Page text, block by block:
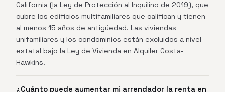
California (la Ley de Protección al Inquilino de 2019), que
cubre los edificios multifamiliares que califican y tienen
al menos 15 años de antigüedad. Las viviendas
unifamiliares y los condominios están excluidos a nivel
estatal bajo la Ley de Vivienda en Alquiler Costa-
Hawkins.
¿Cuánto puede aumentar mi arrendador la renta en